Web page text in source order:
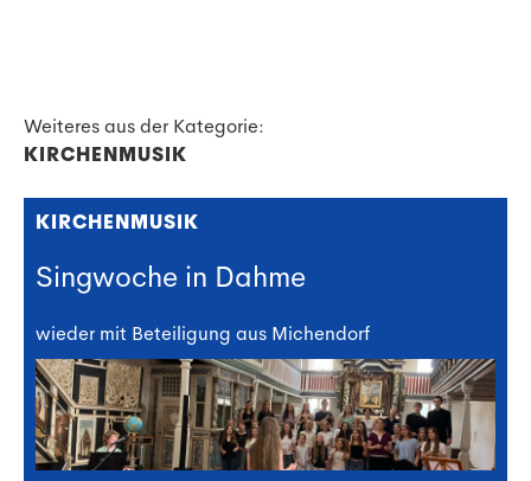
Weiteres aus der Kategorie:
KIRCHENMUSIK
KIRCHENMUSIK
Singwoche in Dahme
wieder mit Beteiligung aus Michendorf